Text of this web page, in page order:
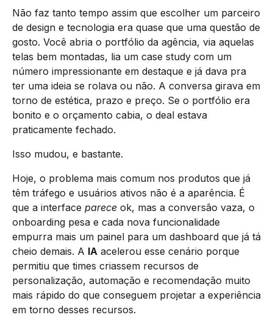
Não faz tanto tempo assim que escolher um parceiro
de design e tecnologia era quase que uma questão de
gosto. Você abria o portfólio da agência, via aquelas
telas bem montadas, lia um case study com um
número impressionante em destaque e já dava pra
ter uma ideia se rolava ou não. A conversa girava em
torno de estética, prazo e preço. Se o portfólio era
bonito e o orçamento cabia, o deal estava
praticamente fechado.
Isso mudou, e bastante.
Hoje, o problema mais comum nos produtos que já
têm tráfego e usuários ativos não é a aparência. É
que a interface parece ok, mas a conversão vaza, o
onboarding pesa e cada nova funcionalidade
empurra mais um painel para um dashboard que já tá
cheio demais. A IA acelerou esse cenário porque
permitiu que times criassem recursos de
personalização, automação e recomendação muito
mais rápido do que conseguem projetar a experiência
em torno desses recursos.